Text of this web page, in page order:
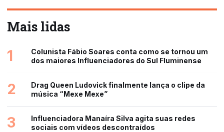
Mais lidas
1
Colunista Fábio Soares conta como se tornou um
dos maiores Influenciadores do Sul Fluminense
2
Drag Queen Ludovick finalmente lança o clipe da
música “Mexe Mexe”
3
Influenciadora Manaíra Silva agita suas redes
sociais com vídeos descontraídos